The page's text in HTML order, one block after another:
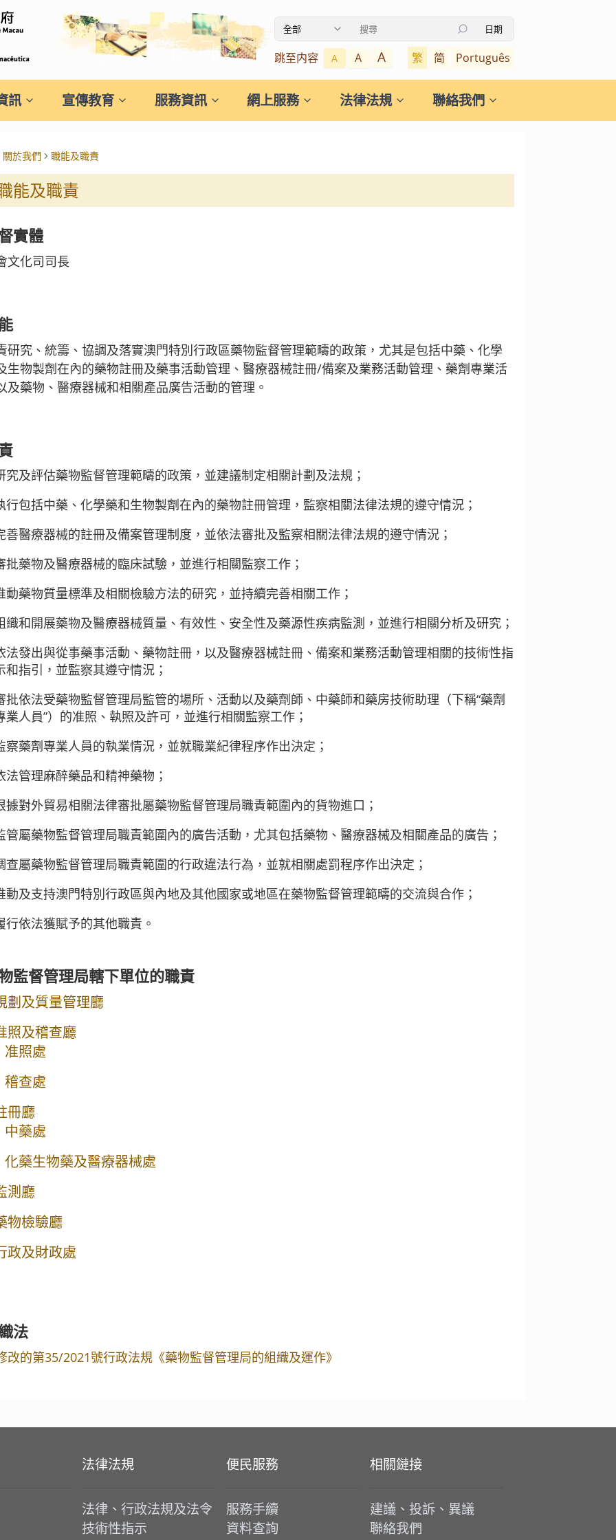
全部
使用上下箭頭鍵瀏覽搜索結果，按Enter鍵選擇，按Escape鍵關閉
日期
跳至内容 A A A 繁 简 Português
訊 宣傳教育 服務資訊 網上服務 法律法規 聯絡我們
關於我們 職能及職責
能及職責
實體
文化司司長
研究、統籌、協調及落實澳門特別行政區藥物監督管理範疇的政策，尤其是包括中藥、化學
生物製劑在內的藥物註冊及藥事活動管理、醫療器械註冊/備案及業務活動管理、藥劑專業活
及藥物、醫療器械和相關產品廣告活動的管理。
究及評估藥物監督管理範疇的政策，並建議制定相關計劃及法規；
行包括中藥、化學藥和生物製劑在內的藥物註冊管理，監察相關法律法規的遵守情況；
善醫療器械的註冊及備案管理制度，並依法審批及監察相關法律法規的遵守情況；
批藥物及醫療器械的臨床試驗，並進行相關監察工作；
動藥物質量標準及相關檢驗方法的研究，並持續完善相關工作；
織和開展藥物及醫療器械質量、有效性、安全性及藥源性疾病監測，並進行相關分析及研究；
法發出與從事藥事活動、藥物註冊，以及醫療器械註冊、備案和業務活動管理相關的技術性指
和指引，並監察其遵守情況；
批依法受藥物監督管理局監管的場所、活動以及藥劑師、中藥師和藥房技術助理（下稱“藥劑
業人員”）的准照、執照及許可，並進行相關監察工作；
察藥劑專業人員的執業情況，並就職業紀律程序作出決定；
法管理麻醉藥品和精神藥物；
據對外貿易相關法律審批屬藥物監督管理局職責範圍內的貨物進口；
管屬藥物監督管理局職責範圍內的廣告活動，尤其包括藥物、醫療器械及相關產品的廣告；
查屬藥物監督管理局職責範圍的行政違法行為，並就相關處罰程序作出決定；
動及支持澳門特別行政區與內地及其他國家或地區在藥物監督管理範疇的交流與合作；
行依法獲賦予的其他職責。
監督管理局轄下單位的職責
劃及質量管理廳
照及稽查廳
准照處
稽查處
冊廳
中藥處
化藥生物藥及醫療器械處
測廳
物檢驗廳
政及財政處
法
改的第35/2021號行政法規《藥物監督管理局的組織及運作》
法律法規
法律、行政法規及法令
技術性指示
便民服務
服務手續
資料查詢
相關鏈接
建議、投訴、異議
聯絡我們